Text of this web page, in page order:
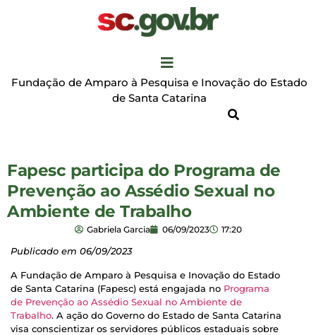
Fundação de Amparo à Pesquisa e Inovação do Estado
de Santa Catarina
Fapesc participa do Programa de
Prevenção ao Assédio Sexual no
Ambiente de Trabalho
Gabriela Garcia 06/09/2023 17:20
Publicado em 06/09/2023
A Fundação de Amparo à Pesquisa e Inovação do Estado
de Santa Catarina (Fapesc) está engajada no Programa
de Prevenção ao Assédio Sexual no Ambiente de
Trabalho. A ação do Governo do Estado de Santa Catarina
visa conscientizar os servidores públicos estaduais sobre